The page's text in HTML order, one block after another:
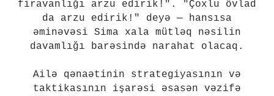
firavanlığı arzu edirik!". "Çoxlu övlad
da arzu edirik!" deyə — hansısa
əminəvəsi Sima xala mütləq nəsilin
davamlığı barəsində narahat olacaq.
Ailə qənaətinin strategiyasının və
taktikasının işarəsi əsasən vəzifə